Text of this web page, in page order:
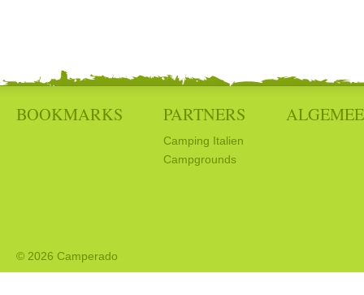
BOOKMARKS PARTNERS
Camping Italien
Campgrounds
© 2026 Camperado